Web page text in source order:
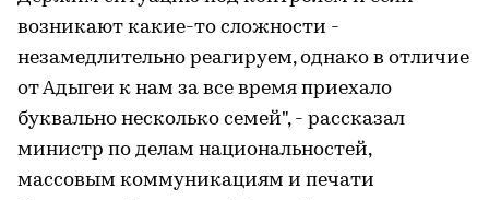
возникают какие-то сложности -
незамедлительно реагируем, однако в отличие
от Адыгеи к нам за все время приехало
буквально несколько семей", - рассказал
министр по делам национальностей,
массовым коммуникациям и печати